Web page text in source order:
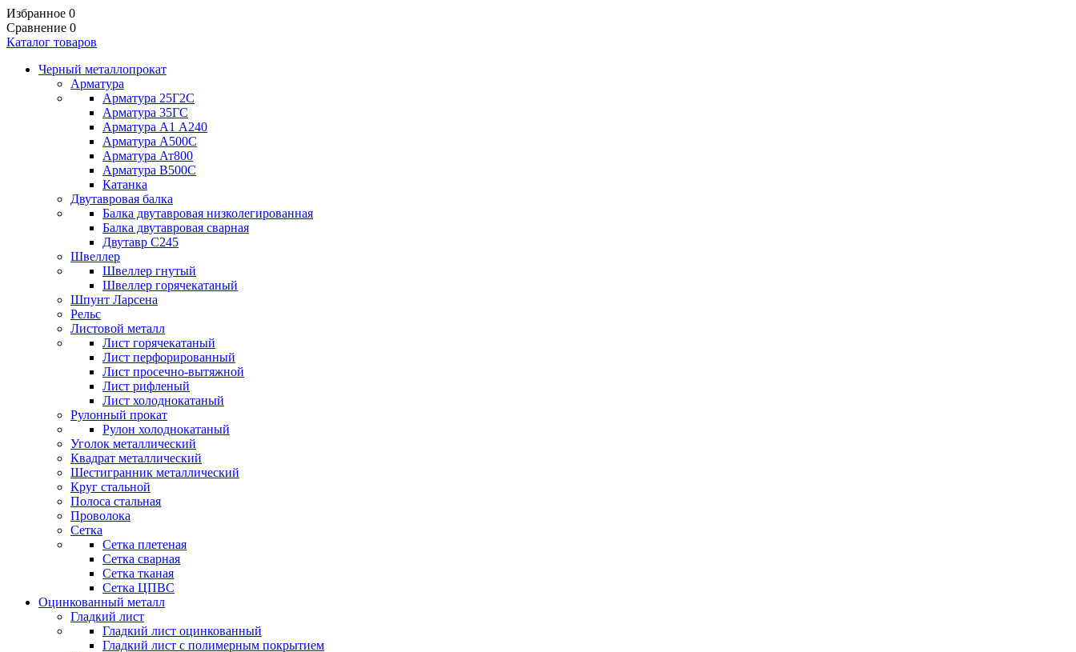
Избранное 0
Сравнение 0
Каталог товаров
Черный металлопрокат
Арматура
Арматура 25Г2С
Арматура 35ГС
Арматура А1 А240
Арматура А500С
Арматура Ат800
Арматура В500С
Катанка
Двутавровая балка
Балка двутавровая низколегированная
Балка двутавровая сварная
Двутавр С245
Швеллер
Швеллер гнутый
Швеллер горячекатаный
Шпунт Ларсена
Рельс
Листовой металл
Лист горячекатаный
Лист перфорированный
Лист просечно-вытяжной
Лист рифленый
Лист холоднокатаный
Рулонный прокат
Рулон холоднокатаный
Уголок металлический
Квадрат металлический
Шестигранник металлический
Круг стальной
Полоса стальная
Проволока
Сетка
Сетка плетеная
Сетка сварная
Сетка тканая
Сетка ЦПВС
Оцинкованный металл
Гладкий лист
Гладкий лист оцинкованный
Гладкий лист с полимерным покрытием